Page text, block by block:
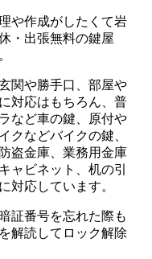
や作成がしたくて岩
・出張無料の鍵屋
関や勝手口、部屋や
対応はもちろん、普
など車の鍵、原付や
クなどバイクの鍵、
盗金庫、業務用金庫
ャビネット、机の引
対応しています。
証番号を忘れた際も
解読してロック解除